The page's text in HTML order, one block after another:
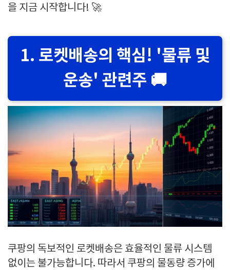
을 지금 시작합니다! 🚀
1. 로켓배송의 핵심! '물류 및
운송' 관련주 🚚
쿠팡의 독보적인 로켓배송은 효율적인 물류 시스템
없이는 불가능합니다. 따라서 쿠팡의 물동량 증가에